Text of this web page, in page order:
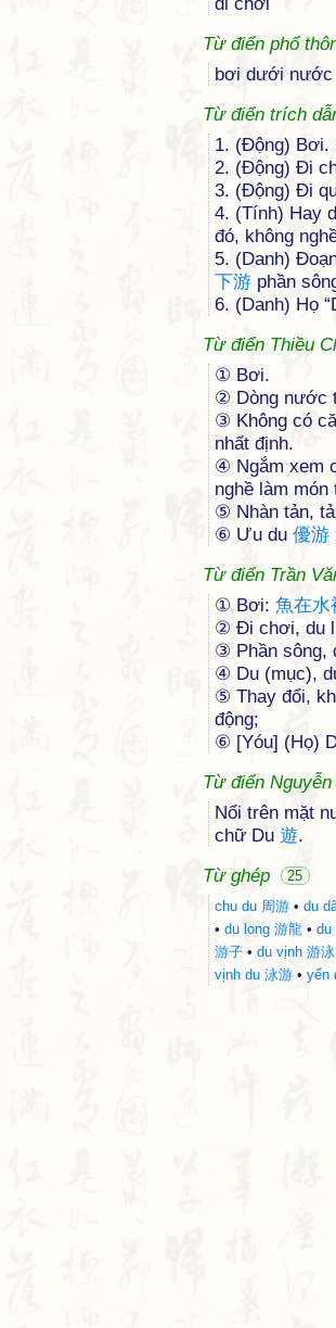
Từ điển phổ
bơi dưới nước
Từ điển trích
1. (Động) Bơi.
2. (Động) Đi
3. (Động) Đi
4. (Tính) Hay
đó, không
5. (Danh)
下游 phần
6. (Danh) Họ
Từ điển Thiều
① Bơi.
② Dòng nước
③ Không có
nhất định.
④ Ngắm xem
nghề làm món
⑤ Nhàn tản,
⑥ Ưu du 優游
Từ điển Trần
① Bơi: 魚在水
② Đi chơi, du
③ Phần sông,
④ Du (mục),
⑤ Thay đổi,
động;
⑥ [Yóu] (Họ)
Từ điển
Nổi trên mặt
chữ Du 遊.
Từ ghép
25
chu du 周游 • du
• du long 游龍 • du
游子 • du vịnh 游泳
vịnh du 泳游 • yến